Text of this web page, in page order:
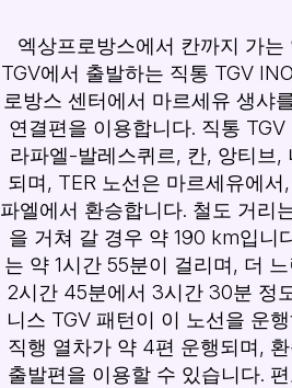
엑상프로방스에서 칸까지 가
TGV에서 출발하는 직통 TGV
로방스 센터에서 마르세유 생샤
연결편을 이용합니다. 직통
라파엘-발레스퀴르, 칸, 앙티브,
되며, TER 노선은 마르세유에
파엘에서 환승합니다. 철도 거리
을 거쳐 갈 경우 약 190 km입니
는 약 1시간 55분이 걸리며, 더
2시간 45분에서 3시간 30분 정
니스 TGV 패턴이 이 노선을 운
직행 열차가 약 4편 운행되며,
출발편을 이용할 수 있습니다.